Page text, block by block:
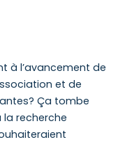
à l’avancement de
et de
Ça tombe
recherche